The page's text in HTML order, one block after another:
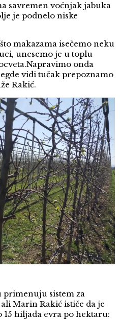
savremen voćnjak jabuka
je podnelo niske
makazama isečemo neku
unesemo je u toplu
onda
vidi tučak prepoznamo
Rakić.
primenuju sistem za
Marin Rakić ističe da je
15 hiljada evra po hektaru: